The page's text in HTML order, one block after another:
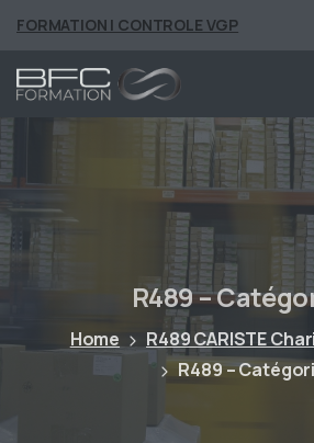
FORMATION | CONTROLE VGP
R489–
Home
R489 CARISTE
R489 –